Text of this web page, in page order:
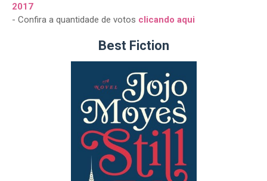
2017
- Confira a quantidade de votos clicando aqui
Best Fiction